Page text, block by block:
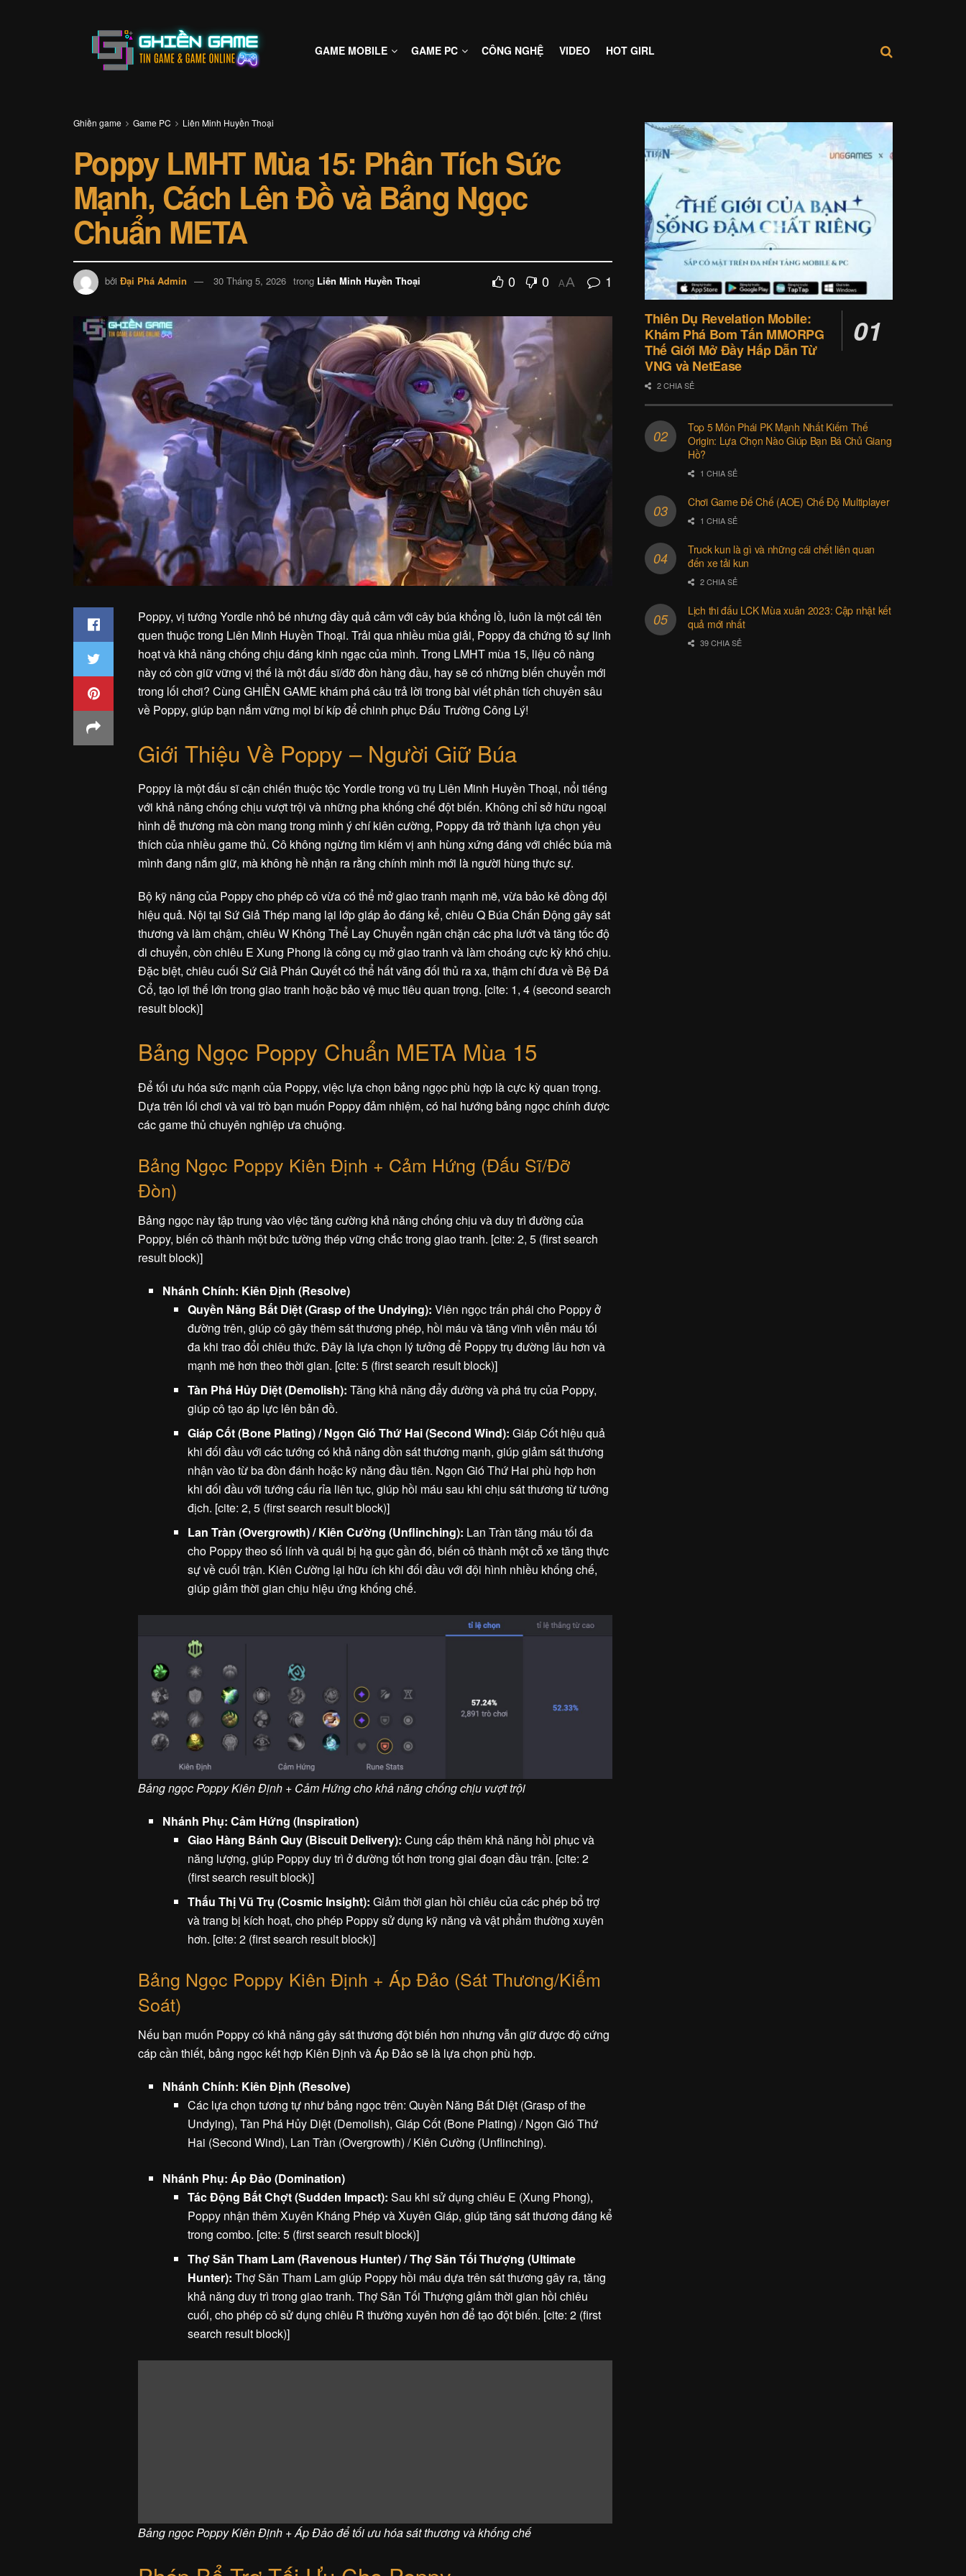
GAME MOBILE GAME PC CÔNG NGHỆ VIDEO HOT GIRL
Ghiền game Game PC Liên Minh Huyền Thoại
Poppy LMHT Mùa 15: Phân Tích Sức
Mạnh, Cách Lên Đồ và Bảng Ngọc
Chuẩn META
bởi Đại Phá Admin 30 Tháng 5, 2026 trong Liên Minh Huyền Thoại 0 0 AA 1
Poppy, vị tướng Yordle nhỏ bé nhưng đầy quả cảm với cây búa khổng lồ, luôn là một cái tên
quen thuộc trong Liên Minh Huyền Thoại. Trải qua nhiều mùa giải, Poppy đã chứng tỏ sự linh
hoạt và khả năng chống chịu đáng kinh ngạc của mình. Trong LMHT mùa 15, liệu cô nàng
này có còn giữ vững vị thế là một đấu sĩ/đỡ đòn hàng đầu, hay sẽ có những biến chuyển mới
trong lối chơi? Cùng GHIỀN GAME khám phá câu trả lời trong bài viết phân tích chuyên sâu
về Poppy, giúp bạn nắm vững mọi bí kíp để chinh phục Đấu Trường Công Lý!
Giới Thiệu Về Poppy – Người Giữ Búa
Poppy là một đấu sĩ cận chiến thuộc tộc Yordle trong vũ trụ Liên Minh Huyền Thoại, nổi tiếng
với khả năng chống chịu vượt trội và những pha khống chế đột biến. Không chỉ sở hữu ngoại
hình dễ thương mà còn mang trong mình ý chí kiên cường, Poppy đã trở thành lựa chọn yêu
thích của nhiều game thủ. Cô không ngừng tìm kiếm vị anh hùng xứng đáng với chiếc búa mà
mình đang nắm giữ, mà không hề nhận ra rằng chính mình mới là người hùng thực sự.
Bộ kỹ năng của Poppy cho phép cô vừa có thể mở giao tranh mạnh mẽ, vừa bảo kê đồng đội
hiệu quả. Nội tại Sứ Giả Thép mang lại lớp giáp ảo đáng kể, chiêu Q Búa Chấn Động gây sát
thương và làm chậm, chiêu W Không Thể Lay Chuyển ngăn chặn các pha lướt và tăng tốc độ
di chuyển, còn chiêu E Xung Phong là công cụ mở giao tranh và làm choáng cực kỳ khó chịu.
Đặc biệt, chiêu cuối Sứ Giả Phán Quyết có thể hất văng đối thủ ra xa, thậm chí đưa về Bệ Đá
Cổ, tạo lợi thế lớn trong giao tranh hoặc bảo vệ mục tiêu quan trọng. [cite: 1, 4 (second search
result block)]
Bảng Ngọc Poppy Chuẩn META Mùa 15
Để tối ưu hóa sức mạnh của Poppy, việc lựa chọn bảng ngọc phù hợp là cực kỳ quan trọng.
Dựa trên lối chơi và vai trò bạn muốn Poppy đảm nhiệm, có hai hướng bảng ngọc chính được
các game thủ chuyên nghiệp ưa chuộng.
Bảng Ngọc Poppy Kiên Định + Cảm Hứng (Đấu Sĩ/Đỡ
Đòn)
Bảng ngọc này tập trung vào việc tăng cường khả năng chống chịu và duy trì đường của
Poppy, biến cô thành một bức tường thép vững chắc trong giao tranh. [cite: 2, 5 (first search
result block)]
Nhánh Chính: Kiên Định (Resolve)
Quyền Năng Bất Diệt (Grasp of the Undying): Viên ngọc trấn phái cho Poppy ở
đường trên, giúp cô gây thêm sát thương phép, hồi máu và tăng vĩnh viễn máu tối
đa khi trao đổi chiêu thức. Đây là lựa chọn lý tưởng để Poppy trụ đường lâu hơn và
mạnh mẽ hơn theo thời gian. [cite: 5 (first search result block)]
Tàn Phá Hủy Diệt (Demolish): Tăng khả năng đẩy đường và phá trụ của Poppy,
giúp cô tạo áp lực lên bản đồ.
Giáp Cốt (Bone Plating) / Ngọn Gió Thứ Hai (Second Wind): Giáp Cốt hiệu quả
khi đối đầu với các tướng có khả năng dồn sát thương mạnh, giúp giảm sát thương
nhận vào từ ba đòn đánh hoặc kỹ năng đầu tiên. Ngọn Gió Thứ Hai phù hợp hơn
khi đối đầu với tướng cấu rỉa liên tục, giúp hồi máu sau khi chịu sát thương từ tướng
địch. [cite: 2, 5 (first search result block)]
Lan Tràn (Overgrowth) / Kiên Cường (Unflinching): Lan Tràn tăng máu tối đa
cho Poppy theo số lính và quái bị hạ gục gần đó, biến cô thành một cỗ xe tăng thực
sự về cuối trận. Kiên Cường lại hữu ích khi đối đầu với đội hình nhiều khống chế,
giúp giảm thời gian chịu hiệu ứng khống chế.
Bảng ngọc Poppy Kiên Định + Cảm Hứng cho khả năng chống chịu vượt trội
Nhánh Phụ: Cảm Hứng (Inspiration)
Giao Hàng Bánh Quy (Biscuit Delivery): Cung cấp thêm khả năng hồi phục và
năng lượng, giúp Poppy duy trì ở đường tốt hơn trong giai đoạn đầu trận. [cite: 2
(first search result block)]
Thấu Thị Vũ Trụ (Cosmic Insight): Giảm thời gian hồi chiêu của các phép bổ trợ
và trang bị kích hoạt, cho phép Poppy sử dụng kỹ năng và vật phẩm thường xuyên
hơn. [cite: 2 (first search result block)]
Bảng Ngọc Poppy Kiên Định + Áp Đảo (Sát Thương/Kiểm
Soát)
Nếu bạn muốn Poppy có khả năng gây sát thương đột biến hơn nhưng vẫn giữ được độ cứng
cáp cần thiết, bảng ngọc kết hợp Kiên Định và Áp Đảo sẽ là lựa chọn phù hợp.
Nhánh Chính: Kiên Định (Resolve)
Các lựa chọn tương tự như bảng ngọc trên: Quyền Năng Bất Diệt (Grasp of the
Undying), Tàn Phá Hủy Diệt (Demolish), Giáp Cốt (Bone Plating) / Ngọn Gió Thứ
Hai (Second Wind), Lan Tràn (Overgrowth) / Kiên Cường (Unflinching).
Nhánh Phụ: Áp Đảo (Domination)
Tác Động Bất Chợt (Sudden Impact): Sau khi sử dụng chiêu E (Xung Phong),
Poppy nhận thêm Xuyên Kháng Phép và Xuyên Giáp, giúp tăng sát thương đáng kể
trong combo. [cite: 5 (first search result block)]
Thợ Săn Tham Lam (Ravenous Hunter) / Thợ Săn Tối Thượng (Ultimate
Hunter): Thợ Săn Tham Lam giúp Poppy hồi máu dựa trên sát thương gây ra, tăng
khả năng duy trì trong giao tranh. Thợ Săn Tối Thượng giảm thời gian hồi chiêu
cuối, cho phép cô sử dụng chiêu R thường xuyên hơn để tạo đột biến. [cite: 2 (first
search result block)]
Bảng ngọc Poppy Kiên Định + Áp Đảo để tối ưu hóa sát thương và khống chế
Thiên Dụ Revelation Mobile:
Khám Phá Bom Tấn MMORPG
Thế Giới Mở Đầy Hấp Dẫn Từ
VNG và NetEase
2 CHIA SẺ
Top 5 Môn Phái PK Mạnh Nhất Kiếm Thế
Origin: Lựa Chọn Nào Giúp Bạn Bá Chủ Giang
Hồ?
1 CHIA SẺ
Chơi Game Đế Chế (AOE) Chế Độ Multiplayer
1 CHIA SẺ
Truck kun là gì và những cái chết liên quan
đến xe tải kun
2 CHIA SẺ
Lịch thi đấu LCK Mùa xuân 2023: Cập nhật kết
quả mới nhất
39 CHIA SẺ